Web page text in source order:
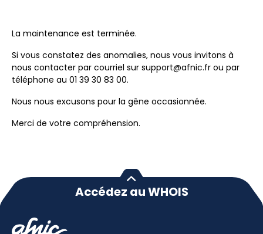
La maintenance est terminée.
Si vous constatez des anomalies, nous vous invitons à
nous contacter par courriel sur support@afnic.fr ou par
téléphone au 01 39 30 83 00.
Nous nous excusons pour la gêne occasionnée.
Merci de votre compréhension.
Accédez au WHOIS